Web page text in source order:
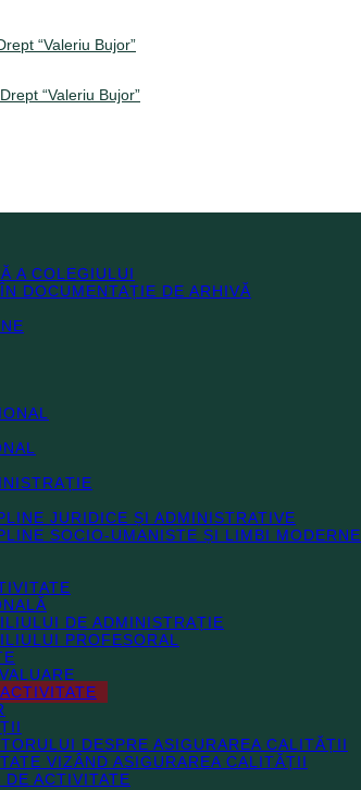
“Valeriu Bujor”
A COLEGIULUI
DOCUMENTAȚIE DE ARHIVĂ
JURIDICE ȘI ADMINISTRATIVE
SOCIO-UMANISTE ȘI LIMBI MODERNE
DE ADMINISTRAȚIE
PROFESORAL
DESPRE ASIGURAREA CALITĂȚII
VIZÂND ASIGURAREA CALITĂȚII
DE ACTIVITATE